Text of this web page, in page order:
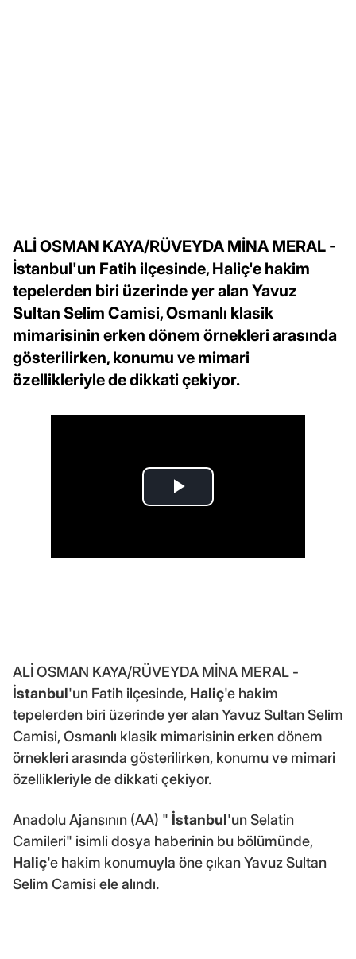
ALİ OSMAN KAYA/RÜVEYDA MİNA MERAL -
İstanbul'un Fatih ilçesinde, Haliç'e hakim
tepelerden biri üzerinde yer alan Yavuz
Sultan Selim Camisi, Osmanlı klasik
mimarisinin erken dönem örnekleri arasında
gösterilirken, konumu ve mimari
özellikleriyle de dikkati çekiyor.
ALİ OSMAN KAYA/RÜVEYDA MİNA MERAL -
İstanbul'un Fatih ilçesinde, Haliç'e hakim
tepelerden biri üzerinde yer alan Yavuz Sultan Selim
Camisi, Osmanlı klasik mimarisinin erken dönem
örnekleri arasında gösterilirken, konumu ve mimari
özellikleriyle de dikkati çekiyor.
Anadolu Ajansının (AA) " İstanbul'un Selatin
Camileri" isimli dosya haberinin bu bölümünde,
Haliç'e hakim konumuyla öne çıkan Yavuz Sultan
Selim Camisi ele alındı.